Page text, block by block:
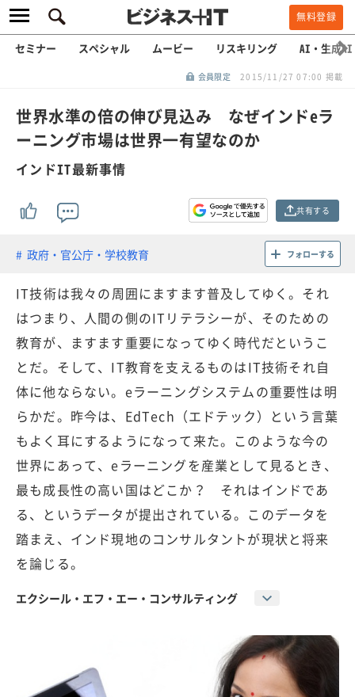
無料登録
セミナー スペシャル ムービー リスキリング AI・生成AI
会員限定 2015/11/27 07:00 掲載
世界水準の倍の伸び見込み なぜインドeラ
ーニング市場は世界一有望なのか
インドIT最新事情
共有する
政府・官公庁・学校教育 フォローする
IT技術は我々の周囲にますます普及してゆく。それ
はつまり、人間の側のITリテラシーが、そのための
教育が、ますます重要になってゆく時代だというこ
とだ。そして、IT教育を支えるものはIT技術それ自
体に他ならない。eラーニングシステムの重要性は明
らかだ。昨今は、EdTech（エドテック）という言葉
もよく耳にするようになって来た。このような今の
世界にあって、eラーニングを産業として見るとき、
最も成長性の高い国はどこか？ それはインドであ
る、というデータが提出されている。このデータを
踏まえ、インド現地のコンサルタントが現状と将来
を論じる。
エクシール・エフ・エー・コンサルティング